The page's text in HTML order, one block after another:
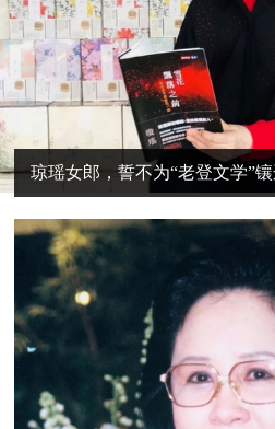
琼瑶女郎，誓不为“老登文学”镶